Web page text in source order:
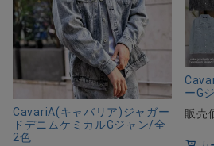
CavariA(キャバリア)ジャガー
ドデニムケミカルGジャン/全
2色
ーG
販売